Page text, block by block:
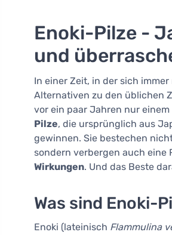
Enoki-Pilze -
und
In einer Zeit, in der sich
Alternativen zu den üblichen
vor ein paar Jahren nur
Pilze, die ursprünglich aus
gewinnen. Sie bestechen
sondern verbergen auch eine
Wirkungen. Und das Beste
Was sind Enoki-
Enoki (lateinisch Flammulina